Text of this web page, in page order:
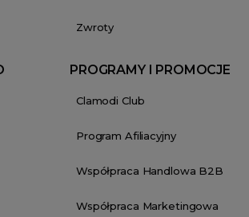
Zwroty
PROGRAMY I PROMOCJE
Clamodi Club
Program Afiliacyjny
Współpraca Handlowa B2B
Współpraca Marketingowa